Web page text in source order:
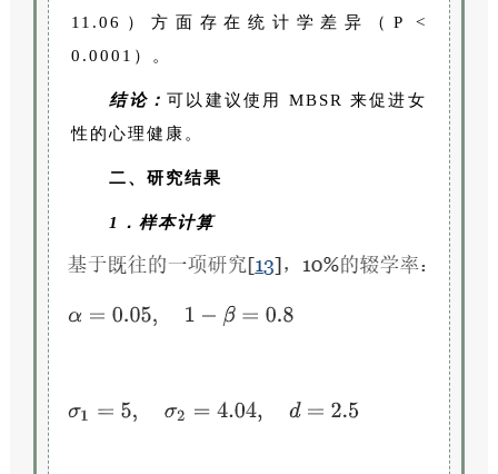
11.06）方面存在统计学差异（P <
0.0001）。
结论：可以建议使用 MBSR 来促进女
性的心理健康。
二、研究结果
1．样本计算